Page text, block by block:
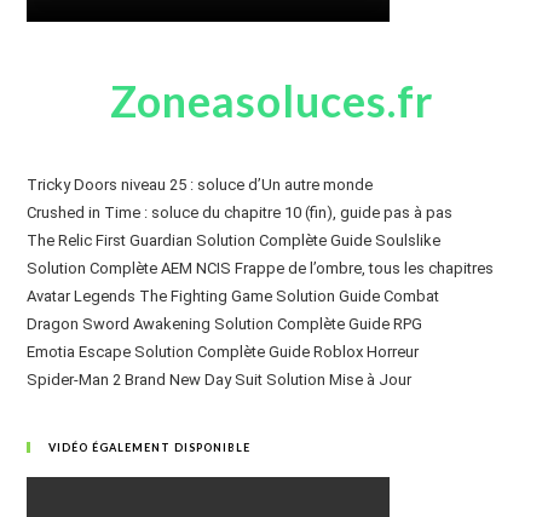
Zoneasoluces.fr
Tricky Doors niveau 25 : soluce d’Un autre monde
Crushed in Time : soluce du chapitre 10 (fin), guide pas à pas
The Relic First Guardian Solution Complète Guide Soulslike
Solution Complète AEM NCIS Frappe de l’ombre, tous les chapitres
Avatar Legends The Fighting Game Solution Guide Combat
Dragon Sword Awakening Solution Complète Guide RPG
Emotia Escape Solution Complète Guide Roblox Horreur
Spider-Man 2 Brand New Day Suit Solution Mise à Jour
VIDÉO ÉGALEMENT DISPONIBLE